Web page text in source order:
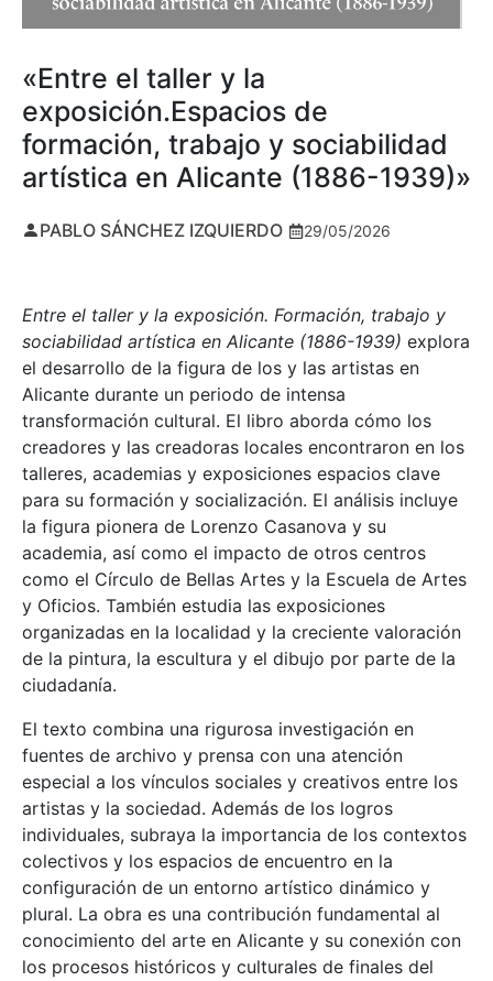
«Entre el taller y la
exposición.Espacios de
formación, trabajo y sociabilidad
artística en Alicante (1886-1939)»
PABLO SÁNCHEZ IZQUIERDO 29/05/2026
Entre el taller y la exposición. Formación, trabajo y
sociabilidad artística en Alicante (1886-1939) explora
el desarrollo de la figura de los y las artistas en
Alicante durante un periodo de intensa
transformación cultural. El libro aborda cómo los
creadores y las creadoras locales encontraron en los
talleres, academias y exposiciones espacios clave
para su formación y socialización. El análisis incluye
la figura pionera de Lorenzo Casanova y su
academia, así como el impacto de otros centros
como el Círculo de Bellas Artes y la Escuela de Artes
y Oficios. También estudia las exposiciones
organizadas en la localidad y la creciente valoración
de la pintura, la escultura y el dibujo por parte de la
ciudadanía.
El texto combina una rigurosa investigación en
fuentes de archivo y prensa con una atención
especial a los vínculos sociales y creativos entre los
artistas y la sociedad. Además de los logros
individuales, subraya la importancia de los contextos
colectivos y los espacios de encuentro en la
configuración de un entorno artístico dinámico y
plural. La obra es una contribución fundamental al
conocimiento del arte en Alicante y su conexión con
los procesos históricos y culturales de finales del